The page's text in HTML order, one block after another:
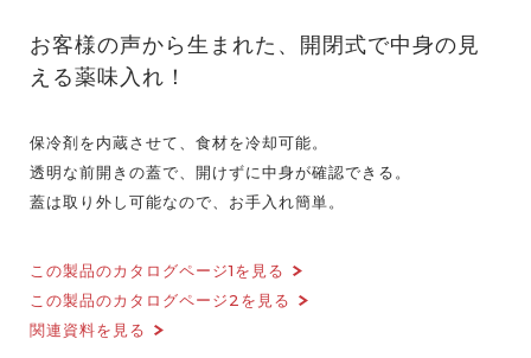
お客様の声から生まれた、開閉式で中身の見
える薬味入れ！
保冷剤を内蔵させて、食材を冷却可能。
透明な前開きの蓋で、開けずに中身が確認できる。
蓋は取り外し可能なので、お手入れ簡単。
この製品のカタログページ1を見る
この製品のカタログページ2を見る
関連資料を見る